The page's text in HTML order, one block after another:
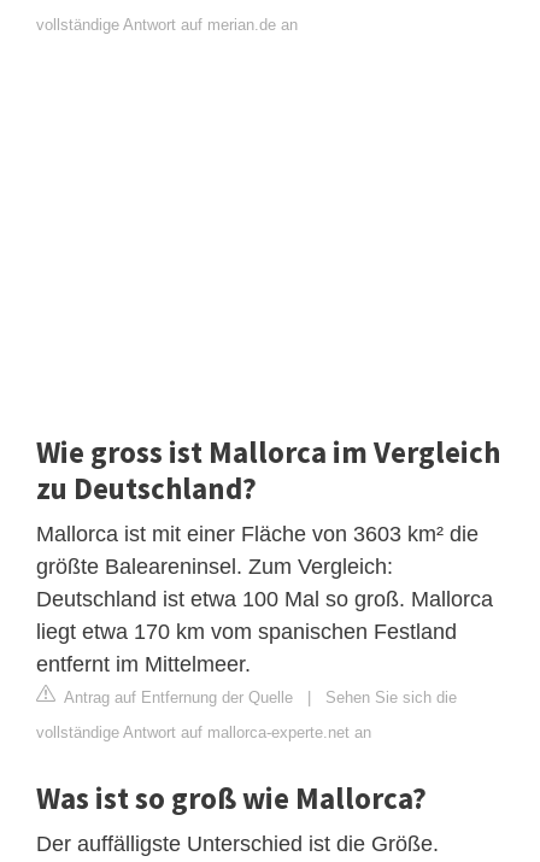
vollständige Antwort auf merian.de an
Wie gross ist Mallorca im Vergleich
zu Deutschland?
Mallorca ist mit einer Fläche von 3603 km² die
größte Baleareninsel. Zum Vergleich:
Deutschland ist etwa 100 Mal so groß. Mallorca
liegt etwa 170 km vom spanischen Festland
entfernt im Mittelmeer.
Antrag auf Entfernung der Quelle | Sehen Sie sich die
vollständige Antwort auf mallorca-experte.net an
Was ist so groß wie Mallorca?
Der auffälligste Unterschied ist die Größe.